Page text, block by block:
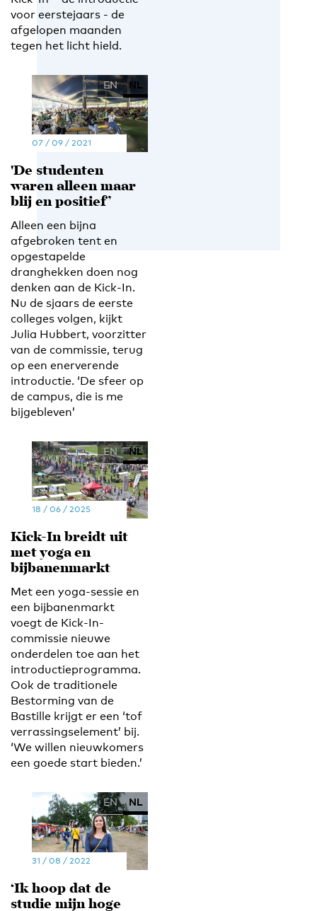
voor eerstejaars - de
afgelopen maanden
tegen het licht hield.
EN NL
07 / 09 / 2021
'De studenten
waren alleen maar
blij en positief’
Alleen een bijna
afgebroken tent en
opgestapelde
dranghekken doen nog
denken aan de Kick-In.
Nu de sjaars de eerste
colleges volgen, kijkt
Julia Hubbert, voorzitter
van de commissie, terug
op een enerverende
introductie. ‘De sfeer op
de campus, die is me
bijgebleven’
EN NL
18 / 06 / 2025
Kick-In breidt uit
met yoga en
bijbanenmarkt
Met een yoga-sessie en
een bijbanenmarkt
voegt de Kick-In-
commissie nieuwe
onderdelen toe aan het
introductieprogramma.
Ook de traditionele
Bestorming van de
Bastille krijgt er een ‘tof
verrassingselement’ bij.
‘We willen nieuwkomers
een goede start bieden.’
EN NL
31 / 08 / 2022
‘Ik hoop dat de
studie mijn hoge